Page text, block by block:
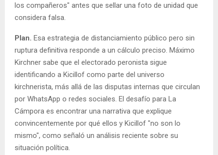
los compañeros" antes que sellar una foto de unidad que
considera falsa.
Plan. Esa estrategia de distanciamiento público pero sin
ruptura definitiva responde a un cálculo preciso. Máximo
Kirchner sabe que el electorado peronista sigue
identificando a Kicillof como parte del universo
kirchnerista, más allá de las disputas internas que circulan
por WhatsApp o redes sociales. El desafío para La
Cámpora es encontrar una narrativa que explique
convincentemente por qué ellos y Kicillof "no son lo
mismo", como señaló un análisis reciente sobre su
situación política.